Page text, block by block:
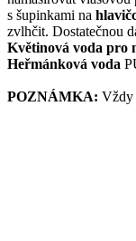
s šupinkami na
zvlhčit. Dostatečnou
Květinová voda pro
Heřmánková voda
POZNÁMKA: Vždy